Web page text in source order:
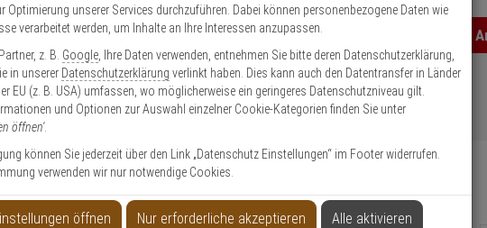
Zutritt Einbruch
SBO-140WW Anschlussbox wettergeschützt Weiß
wettergeschützt Weiß
Optimierung unserer Services durchzuführen. Dabei können personenbezogene Daten wie
verarbeitet werden, um Inhalte an Ihre Interessen anzupassen.
z. B. Google , Ihre Daten verwenden, entnehmen Sie bitte deren Datenschutzerklärung,
in unserer Datenschutzerklärung verlinkt haben. Dies kann auch den Datentransfer in Länder
EU (z. B. USA) umfassen, wo möglicherweise ein geringeres Datenschutzniveau gilt.
und Optionen zur Auswahl einzelner Cookie-Kategorien finden Sie unter
öffnen'.
können Sie jederzeit über den Link „Datenschutz Einstellungen“ im Footer widerrufen.
verwenden wir nur notwendige Cookies.
öffnen Nur erforderliche akzeptieren Alle aktivieren